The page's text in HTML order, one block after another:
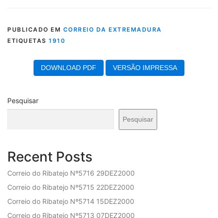
PUBLICADO EM CORREIO DA EXTREMADURA
ETIQUETAS 1910
DOWNLOAD PDF VERSÃO IMPRESSA
Pesquisar
Pesquisar
Recent Posts
Correio do Ribatejo Nº5716 29DEZ2000
Correio do Ribatejo Nº5715 22DEZ2000
Correio do Ribatejo Nº5714 15DEZ2000
Correio do Ribatejo Nº5713 07DEZ2000